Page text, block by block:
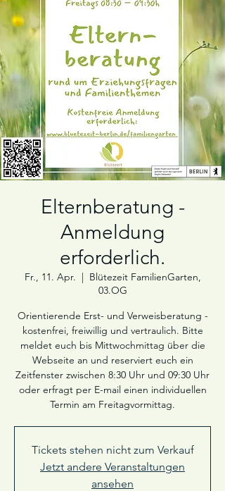
Elternberatung -
Anmeldung
erforderlich.
Fr., 11. Apr.
  |
Blütezeit FamilienGarten,
03.OG
Orientierende Erst- und Verweisberatung -
kostenfrei, freiwillig und vertraulich. Bitte
meldet euch bis Mittwochmittag über die
Webseite an und reserviert euch ein
Zeitfenster zwischen 8:30 Uhr und 09:30 Uhr
oder erfragt per E-mail einen individuellen
Termin am Freitagvormittag.
Tickets stehen nicht zum Verkauf
Jetzt andere Veranstaltungen
ansehen